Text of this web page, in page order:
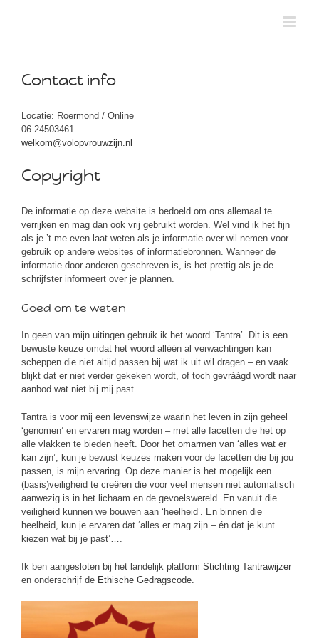
Contact info
Locatie: Roermond / Online
06-24503461
welkom@volopvrouwzijn.nl
Copyright
De informatie op deze website is bedoeld om ons allemaal te
verrijken en mag dan ook vrij gebruikt worden. Wel vind ik het fijn
als je ’t me even laat weten als je informatie over wil nemen voor
gebruik op andere websites of informatiebronnen. Wanneer de
informatie door anderen geschreven is, is het prettig als je de
schrijfster informeert over je plannen.
Goed om te weten
In geen van mijn uitingen gebruik ik het woord ‘Tantra’. Dit is een
bewuste keuze omdat het woord alléén al verwachtingen kan
scheppen die niet altijd passen bij wat ik uit wil dragen – en vaak
blijkt dat er niet verder gekeken wordt, of toch gevráágd wordt naar
aanbod wat niet bij mij past…
Tantra is voor mij een levenswijze waarin het leven in zijn geheel
‘genomen’ en ervaren mag worden – met alle facetten die het op
alle vlakken te bieden heeft. Door het omarmen van ‘alles wat er
kan zijn’, kun je bewust keuzes maken voor de facetten die bij jou
passen, is mijn ervaring. Op deze manier is het mogelijk een
(basis)veiligheid te creëren die voor veel mensen niet automatisch
aanwezig is in het lichaam en de gevoelswereld. En vanuit die
veiligheid kunnen we bouwen aan ‘heelheid’. En binnen die
heelheid, kun je ervaren dat ‘alles er mag zijn – én dat je kunt
kiezen wat bij je past’….
Ik ben aangesloten bij het landelijk platform Stichting Tantrawijzer
en onderschrijf de Ethische Gedragscode.